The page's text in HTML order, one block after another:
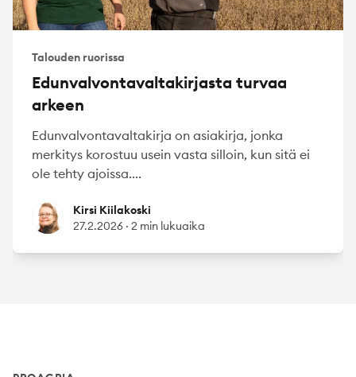
Talouden ruorissa
Edunvalvontavaltakirjasta turvaa
arkeen
Edunvalvontavaltakirja on asiakirja, jonka
merkitys korostuu usein vasta silloin, kun sitä ei
ole tehty ajoissa....
Kirsi Kiilakoski
Kirsi Kiilakoski
27.2.2026 · 2 min lukuaika